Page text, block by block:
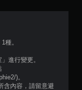
種。
進行變更。
)。
含內容，請留意避